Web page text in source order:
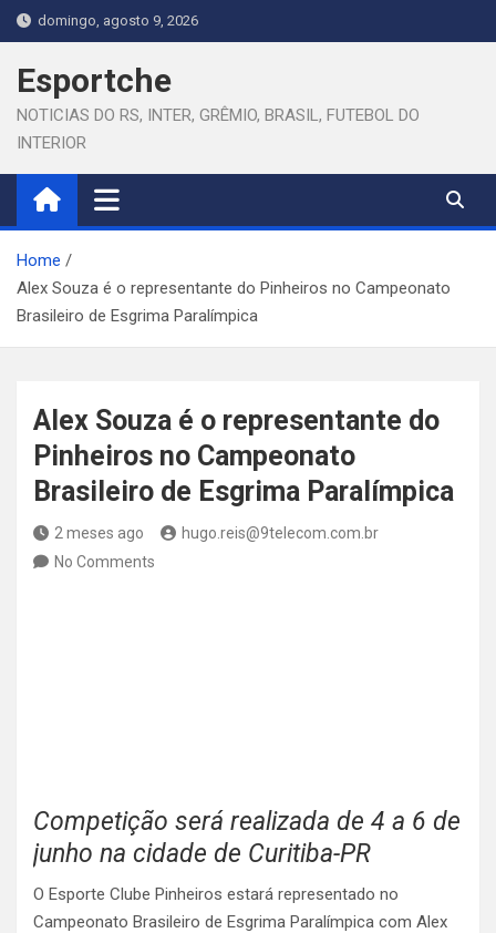
Skip
to
content
domingo, agosto 9, 2026
Esportche
NOTICIAS DO RS, INTER, GRÊMIO, BRASIL, FUTEBOL DO
INTERIOR
Home
Alex Souza é o representante do Pinheiros no Campeonato
Brasileiro de Esgrima Paralímpica
Alex Souza é o representante do
Pinheiros no Campeonato
Brasileiro de Esgrima Paralímpica
2 meses ago
hugo.reis@9telecom.com.br
No Comments
Competição será realizada de 4 a 6 de
junho na cidade de Curitiba-PR
O Esporte Clube Pinheiros estará representado no
Campeonato Brasileiro de Esgrima Paralímpica com Alex